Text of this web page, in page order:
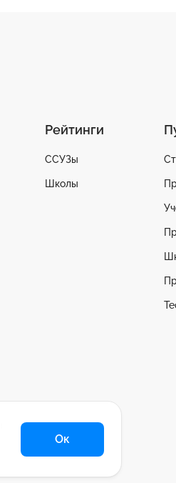
Рейтинги
ССУЗы
Школы
Ок